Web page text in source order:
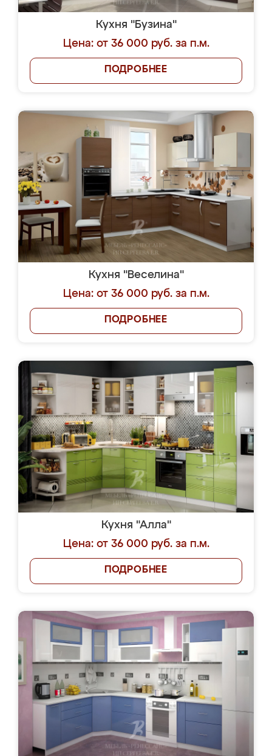
Кухня "Бузина"
Цена: от 36 000 руб. за п.м.
ПОДРОБНЕЕ
Кухня "Веселина"
Цена: от 36 000 руб. за п.м.
ПОДРОБНЕЕ
Кухня "Алла"
Цена: от 36 000 руб. за п.м.
ПОДРОБНЕЕ